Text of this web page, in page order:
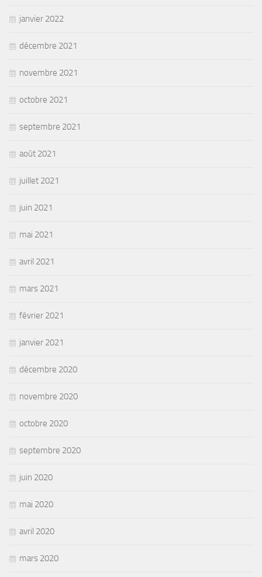
janvier 2022
décembre 2021
novembre 2021
octobre 2021
septembre 2021
août 2021
juillet 2021
juin 2021
mai 2021
avril 2021
mars 2021
février 2021
janvier 2021
décembre 2020
novembre 2020
octobre 2020
septembre 2020
juin 2020
mai 2020
avril 2020
mars 2020